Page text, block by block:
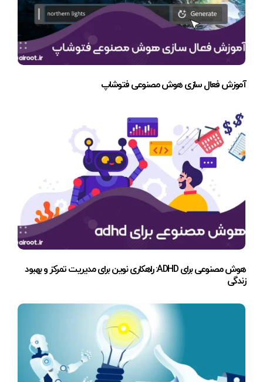
آموزش فعال سازی هوش مصنوعی فتوشاپ
هوش مصنوعی برای ADHD: راهکاری نوین برای مدیریت تمرکز و بهبود
زندگی